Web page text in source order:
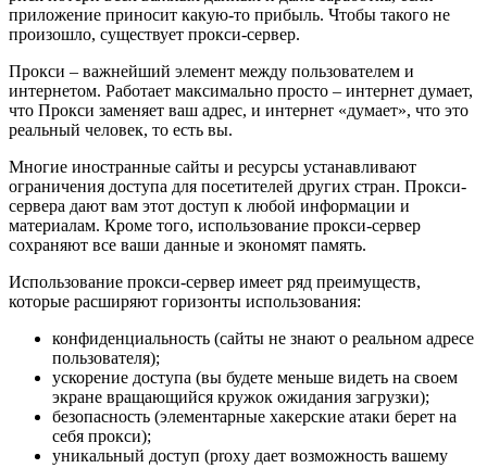
приложение приносит какую-то прибыль. Чтобы такого не
произошло, существует прокси-сервер.
Прокси – важнейший элемент между пользователем и
интернетом. Работает максимально просто – интернет думает,
что Прокси заменяет ваш адрес, и интернет «думает», что это
реальный человек, то есть вы.
Многие иностранные сайты и ресурсы устанавливают
ограничения доступа для посетителей других стран. Прокси-
сервера дают вам этот доступ к любой информации и
материалам. Кроме того, использование прокси-сервер
сохраняют все ваши данные и экономят память.
Использование прокси-сервер имеет ряд преимуществ,
которые расширяют горизонты использования:
конфиденциальность (сайты не знают о реальном адресе
пользователя);
ускорение доступа (вы будете меньше видеть на своем
экране вращающийся кружок ожидания загрузки);
безопасность (элементарные хакерские атаки берет на
себя прокси);
уникальный доступ (proxy дает возможность вашему